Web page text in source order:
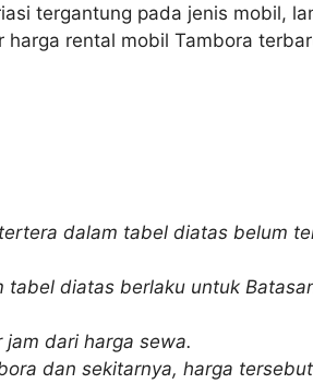
tergantung pada jenis mobil,
rental mobil Tambora
dalam tabel diatas belum
diatas berlaku untuk
dari harga sewa.
dan sekitarnya, harga